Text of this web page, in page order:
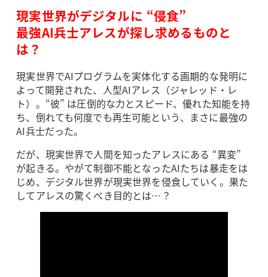
現実世界がデジタルに “侵食”
最強AI兵士アレスが探し求めるものと
は？
現実世界でAIプログラムを実体化する画期的な発明に
よって開発された、人型AIアレス（ジャレッド・レ
ト）。“彼” は圧倒的な力とスピード、優れた知能を持
ち、倒れても何度でも再生可能という、まさに最強の
AI兵士だった。
だが、現実世界で人間を知ったアレスにある “異変”
が起きる。やがて制御不能となったAIたちは暴走をは
じめ、デジタル世界が現実世界を侵食していく。果た
してアレスの驚くべき目的とは…？